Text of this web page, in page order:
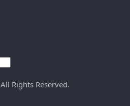
All Rights Reserved.